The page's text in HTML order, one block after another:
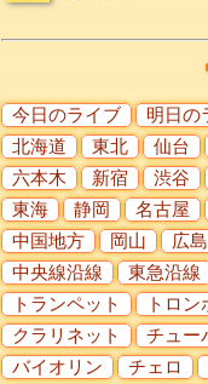
今日のライブ 明日の
北海道
東北 仙台
六本木
新宿 渋谷
東海
静岡 名古屋
中国地方
岡山 広島
中央線沿線
東急沿線
トランペット
トロン
クラリネット
チュー
バイオリン
チェロ